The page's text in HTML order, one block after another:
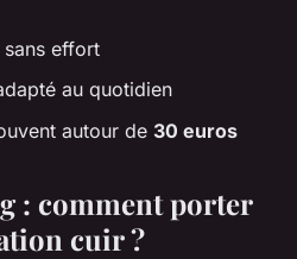
sans effort
au quotidien
autour de 30 euros
: comment porter
cuir ?